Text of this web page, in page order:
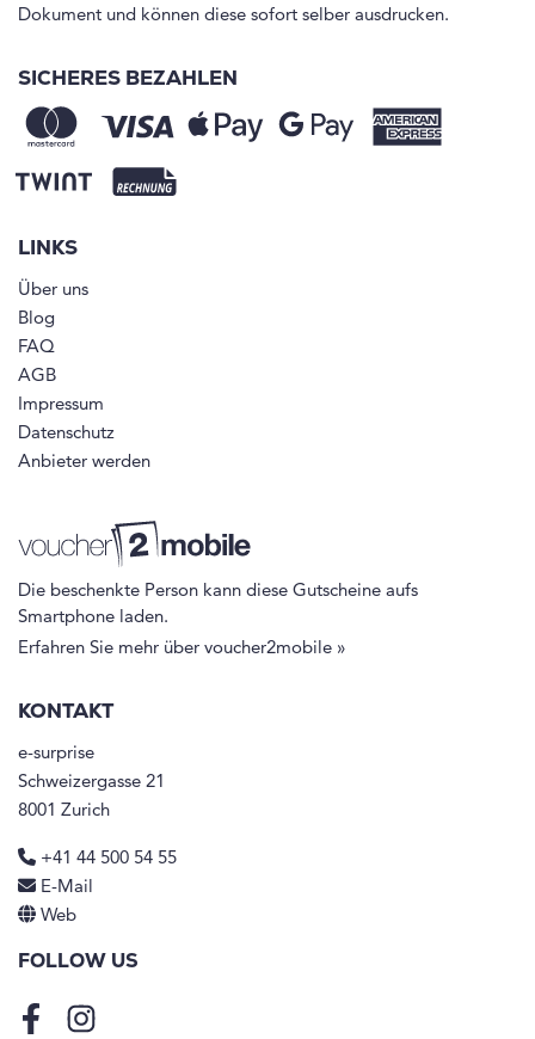
Dokument und können diese sofort selber ausdrucken.
SICHERES BEZAHLEN
LINKS
Über uns
Blog
FAQ
AGB
Impressum
Datenschutz
Anbieter werden
Die beschenkte Person kann diese Gutscheine aufs
Smartphone laden.
Erfahren Sie mehr über voucher2mobile »
KONTAKT
e-surprise
Schweizergasse 21
8001 Zurich
+41 44 500 54 55
E-Mail
Web
FOLLOW US
FacebookInstagram